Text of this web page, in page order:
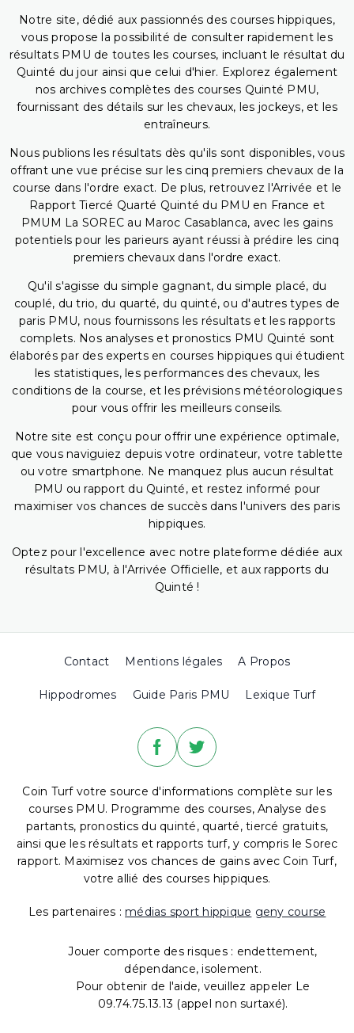
Notre site, dédié aux passionnés des courses hippiques,
vous propose la possibilité de consulter rapidement les
résultats PMU de toutes les courses, incluant le résultat du
Quinté du jour ainsi que celui d'hier. Explorez également
nos archives complètes des courses Quinté PMU,
fournissant des détails sur les chevaux, les jockeys, et les
entraîneurs.
Nous publions les résultats dès qu'ils sont disponibles, vous
offrant une vue précise sur les cinq premiers chevaux de la
course dans l'ordre exact. De plus, retrouvez l'Arrivée et le
Rapport Tiercé Quarté Quinté du PMU en France et
PMUM La SOREC au Maroc Casablanca, avec les gains
potentiels pour les parieurs ayant réussi à prédire les cinq
premiers chevaux dans l'ordre exact.
Qu'il s'agisse du simple gagnant, du simple placé, du
couplé, du trio, du quarté, du quinté, ou d'autres types de
paris PMU, nous fournissons les résultats et les rapports
complets. Nos analyses et pronostics PMU Quinté sont
élaborés par des experts en courses hippiques qui étudient
les statistiques, les performances des chevaux, les
conditions de la course, et les prévisions météorologiques
pour vous offrir les meilleurs conseils.
Notre site est conçu pour offrir une expérience optimale,
que vous naviguiez depuis votre ordinateur, votre tablette
ou votre smartphone. Ne manquez plus aucun résultat
PMU ou rapport du Quinté, et restez informé pour
maximiser vos chances de succès dans l'univers des paris
hippiques.
Optez pour l'excellence avec notre plateforme dédiée aux
résultats PMU, à l'Arrivée Officielle, et aux rapports du
Quinté !
Contact Mentions légales A Propos
Hippodromes Guide Paris PMU Lexique Turf
Coin Turf votre source d'informations complète sur les
courses PMU. Programme des courses, Analyse des
partants, pronostics du quinté, quarté, tiercé gratuits,
ainsi que les résultats et rapports turf, y compris le Sorec
rapport. Maximisez vos chances de gains avec Coin Turf,
votre allié des courses hippiques.
Les partenaires : médias sport hippique geny course
Jouer comporte des risques : endettement,
dépendance, isolement.
Pour obtenir de l'aide, veuillez appeler Le
09.74.75.13.13 (appel non surtaxé).